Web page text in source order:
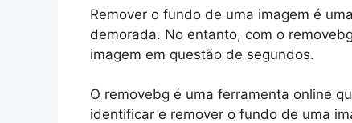
Remover o fundo de uma imagem é
demorada. No entanto, com o
imagem em questão de segundos.
O removebg é uma ferramenta online
identificar e remover o fundo de uma